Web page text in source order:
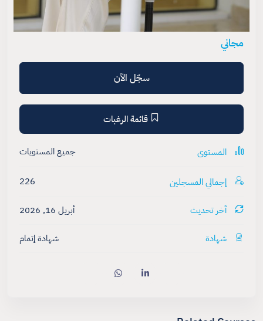
مجاني
سجّل الآن
قائمة الرغبات
المستوى جميع المستويات
إجمالي المسجلين 226
آخر تحديث أبريل 16, 2026
شهادة شهادة إتمام